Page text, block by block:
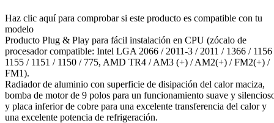
Haz clic aquí para comprobar si este producto es compatible con tu
modelo
Producto Plug & Play para fácil instalación en CPU (zócalo de
procesador compatible: Intel LGA 2066 / 2011-3 / 2011 / 1366 / 1156
1155 / 1151 / 1150 / 775, AMD TR4 / AM3 (+) / AM2(+) / FM2(+) /
FM1).
Radiador de aluminio con superficie de disipación del calor maciza,
bomba de motor de 9 polos para un funcionamiento suave y
y placa inferior de cobre para una excelente transferencia del calor y
una excelente potencia de refrigeración.